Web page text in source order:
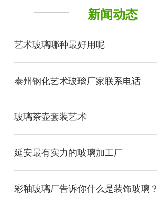
新闻动态
艺术玻璃哪种最好用呢
泰州钢化艺术玻璃厂家联系电话
玻璃茶壶套装艺术
延安最有实力的玻璃加工厂
彩釉玻璃厂告诉你什么是装饰玻璃？